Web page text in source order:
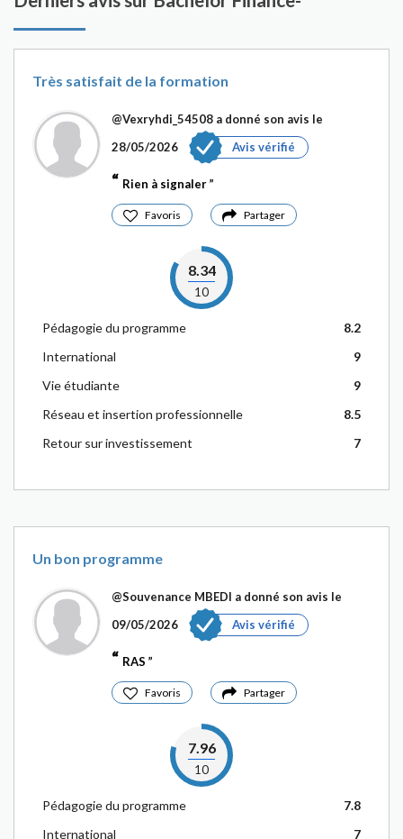
Très satisfait de la formation
@Vexryhdi_54508 a donné son avis le
28/05/2026
Avis vérifié
Rien à signaler
Favoris Partager
8.34
10
Pédagogie du programme
8.2
International
9
Vie étudiante
9
Réseau et insertion professionnelle
8.5
Retour sur investissement
7
Un bon programme
@Souvenance MBEDI a donné son avis le
09/05/2026
Avis vérifié
RAS
Favoris Partager
7.96
10
Pédagogie du programme
7.8
International
7